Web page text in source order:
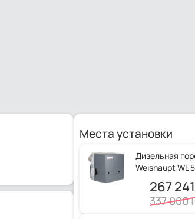
Места установки
Дизельная
Weishaupt WL
сервоприводом
267 241
337 000